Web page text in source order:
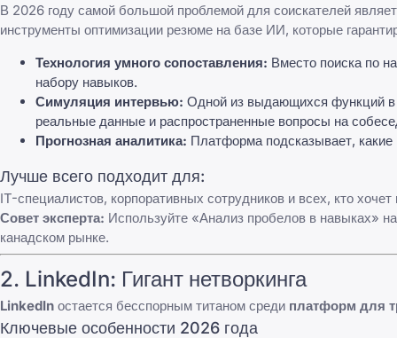
В 2026 году самой большой проблемой для соискателей
инструменты оптимизации резюме на базе ИИ, которые
Технология умного сопоставления: Вместо поиска по
набору навыков.
Симуляция интервью: Одной из выдающихся функций в
реальные данные и распространенные вопросы на
Прогнозная аналитика: Платформа подсказывает,
Лучше всего подходит для:
IT-специалистов, корпоративных сотрудников и всех, кто
Совет эксперта: Используйте «Анализ пробелов в навыках»
канадском рынке.
2. LinkedIn: Гигант нетворкинга
LinkedIn остается бесспорным титаном среди платформ для
Ключевые особенности 2026 года